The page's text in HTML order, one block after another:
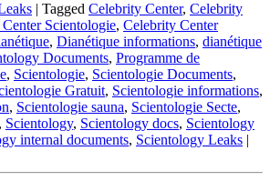
| Tagged Celebrity Center, Celebrity
Scientologie, Celebrity Center
, Dianétique informations, dianétique
Documents, Programme de
, Scientologie, Scientologie Documents,
Gratuit, Scientologie informations,
, Scientologie sauna, Scientologie Secte,
, Scientology, Scientology docs, Scientology
internal documents, Scientology Leaks |